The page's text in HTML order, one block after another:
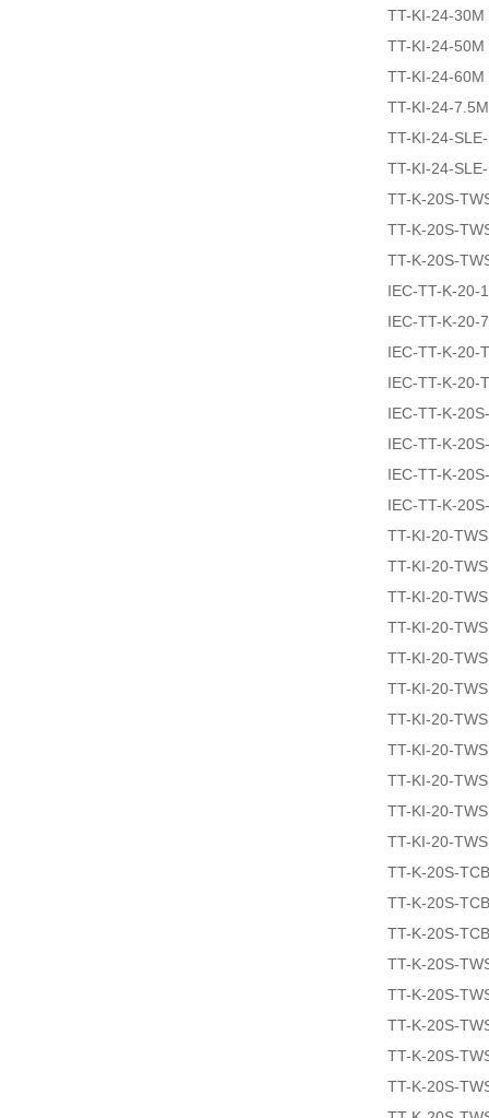
TT-KI-24-30M
TT-KI-24-50M
TT-KI-24-60M
TT-KI-24-7.5M
TT-KI-24-
TT-KI-24-
TT-K-20S-
TT-K-20S-
TT-K-20S-
IEC-TT-K-20-
IEC-TT-K-20-
IEC-TT-K-20-
IEC-TT-K-20-
IEC-TT-K-
IEC-TT-K-
IEC-TT-K-
IEC-TT-K-
TT-KI-20-
TT-KI-20-
TT-KI-20-
TT-KI-20-
TT-KI-20-
TT-KI-20-
TT-KI-20-
TT-KI-20-
TT-KI-20-
TT-KI-20-
TT-KI-20-
TT-K-20S-
TT-K-20S-
TT-K-20S-
TT-K-20S-
TT-K-20S-
TT-K-20S-
TT-K-20S-
TT-K-20S-